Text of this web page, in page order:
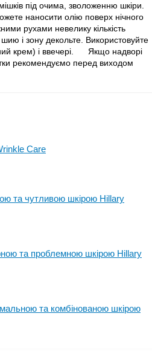
під очима, зволоженню шкіри.
наносити олію поверх нічного
рухами невелику кількість
і зону декольте. Використовуйте
крем) і ввечері. Якщо надворі
рекомендуємо перед виходом
Сare
та чутливою шкірою Hillary
та проблемною шкірою Hillary
та комбінованою шкірою